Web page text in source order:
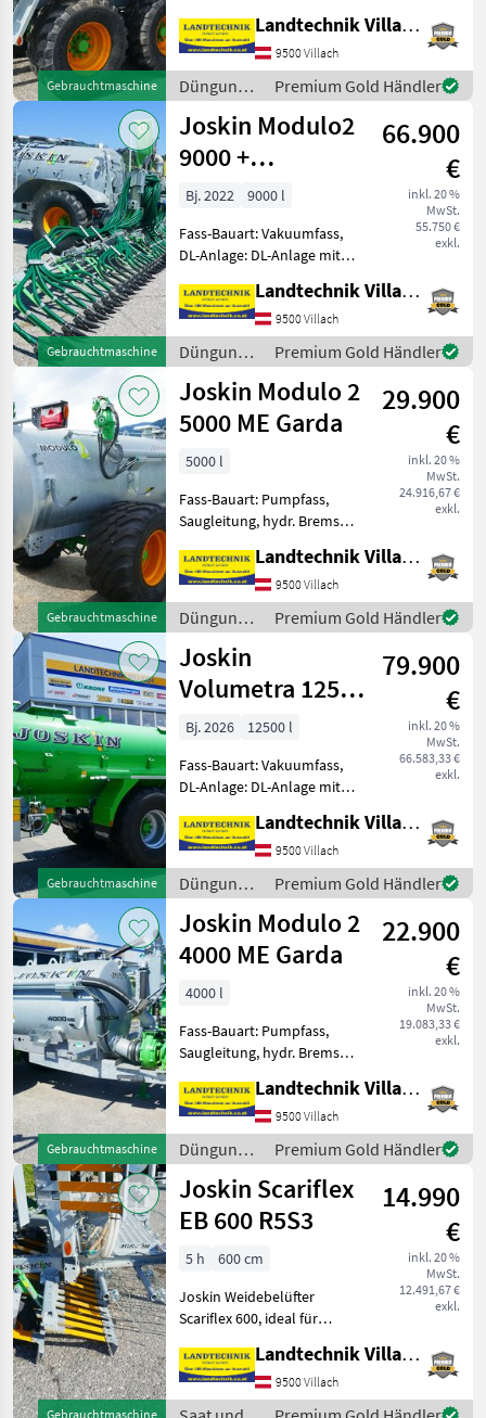
Gebrauchtmaschine
Breitverteiler, hydr.
Stützfuß, gefedertes
Achsaggregat, hydr.
sperrbare Achse,
Druckluftbremse, Gefedert
Landtechnik Villach GmbH
9500 Villach
Düngung
und
Beregnung
/ Joskin
Premium Gold Händler
Gebrauchtmaschine
Joskin Modulo2
9000 +
Pendislide
105/42/PS1
66.900
€
inkl. 20 %
MwSt.
55.750 €
exkl.
Bj. 2022
9000 l
Fass-Bauart: Vakuumfass,
DL-Anlage: DL-Anlage mit
Saugleitung,
Schleppschlauchverteiler,
hydr. Stützfuß,
Druckluftbremse, Gefederte
Deichsel, Füllstandsa
Landtechnik Villach GmbH
9500 Villach
Düngung
und
Beregnung
/ Joskin
Premium Gold Händler
Gebrauchtmaschine
Joskin Modulo 2
5000 ME Garda
29.900
€
inkl. 20 %
MwSt.
24.916,67 €
exkl.
5000 l
Fass-Bauart: Pumpfass,
Saugleitung, hydr. Bremsen,
Hochdruckpumpe 5000 l
mit hydraulisch
verstellbarer Weitwurfdüse,
Bereifung: 600/50R22, 5,
Landtechnik Villach GmbH
9500 Villach
Düngung
und
Beregnung
/ Joskin
Premium Gold Händler
Gebrauchtmaschine
Joskin
Volumetra 12500
D Austria
79.900
€
inkl. 20 %
MwSt.
66.583,33 €
exkl.
Bj. 2026
12500 l
Fass-Bauart: Vakuumfass,
DL-Anlage: DL-Anlage mit
Breitverteiler, hydr.
Stützfuß, gefedertes
Achsaggregat, hydr.
sperrbare Achse,
Druckluftbremse, Gefedert
Landtechnik Villach GmbH
9500 Villach
Düngung
und
Beregnung
/ Joskin
Premium Gold Händler
Gebrauchtmaschine
Joskin Modulo 2
4000 ME Garda
22.900
€
inkl. 20 %
MwSt.
19.083,33 €
exkl.
4000 l
Fass-Bauart: Pumpfass,
Saugleitung, hydr. Bremsen,
Füllstandsanzeiger mit
Schwimmer, Verstellbare
Achse , Öko-
Siphonabscheider,
Glockenschieber,
Hydraulische
Landtechnik Villach GmbH
9500 Villach
Düngung
und
Beregnung
/ Joskin
Premium Gold Händler
Gebrauchtmaschine
Joskin Scariflex
EB 600 R5S3
14.990
€
inkl. 20 %
MwSt.
12.491,67 €
exkl.
5 h
600 cm
Joskin Weidebelüfter
Scariflex 600, ideal für
Druckluftsägerät 120l mit
elektrischer
Komfortbedienung, 6 m
Landtechnik Villach GmbH
9500 Villach